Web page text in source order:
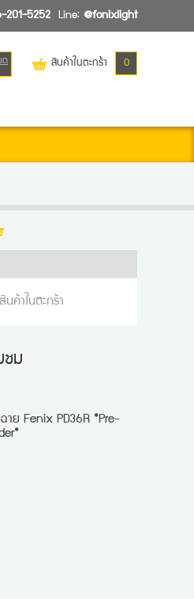
201-5252 Line: @fonixlight
สินค้าในตะกร้า 0
ด
นค้าในตะกร้า
ชม
ฉาย Fenix PD36R *Pre-